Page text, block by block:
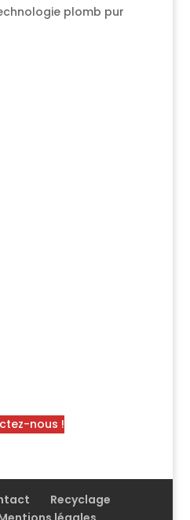
plomb pur
nous !
Recyclage